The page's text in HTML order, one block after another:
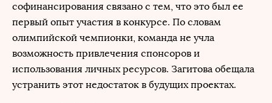
софинансирования связано с тем, что это был ее
первый опыт участия в конкурсе. По словам
олимпийской чемпионки, команда не учла
возможность привлечения спонсоров и
использования личных ресурсов. Загитова обещала
устранить этот недостаток в будущих проектах.